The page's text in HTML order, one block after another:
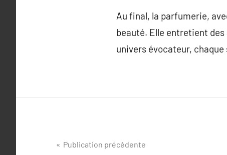
Au final, la parfumerie,
beauté. Elle entretient
univers évocateur,
Navigation
Publication précédente